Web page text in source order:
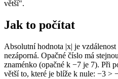
větší".
Jak to počítat
Absolutní hodnota |x| je
nezáporná. Opačné číslo má
znaménko (opačné k −7 je 7). Při
větší to, které je blíže k nule: −3 >